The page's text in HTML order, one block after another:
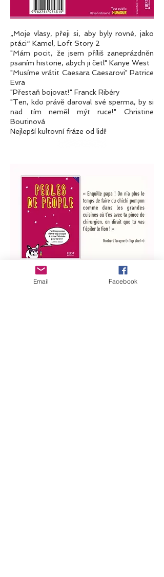
„Moje vlasy, přeji si, aby byly rovné, jako
ptáci“ Kamel, Loft Story 2
"Mám pocit, že jsem příliš zaneprázdněn
psaním historie, abych ji četl" Kanye West
"Musíme vrátit Caesara Caesarovi" Patrice
Evra
"Přestaň bojovat!" Franck Ribéry
"Ten, kdo právě daroval své sperma, by si
nad tím neměl mýt ruce!" Christine
Boutinová
Nejlepší kultovní fráze od lidí!
Email Facebook